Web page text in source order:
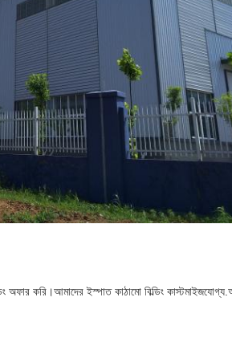
অফার করি।আমাদের ইস্পাত কাঠামো বিল্ডিং